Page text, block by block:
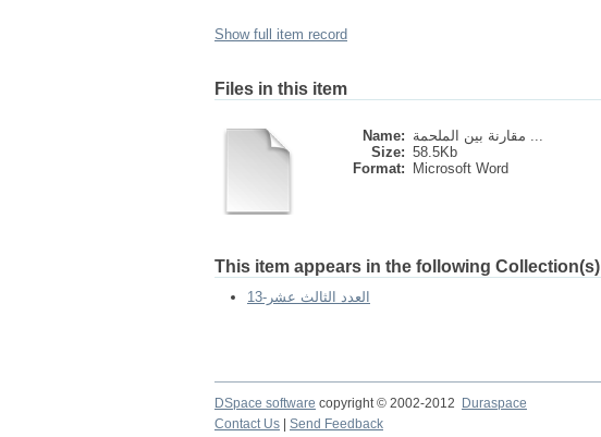
Show full item record
Files in this item
Name:
مقارنة بين الملحمة ...
Size: 58.5Kb
Format:
Microsoft Word
This item appears in the following Collection(s)
العدد الثالث عشر-13
DSpace software copyright © 2002-2012 Duraspace
Contact Us
Send Feedback